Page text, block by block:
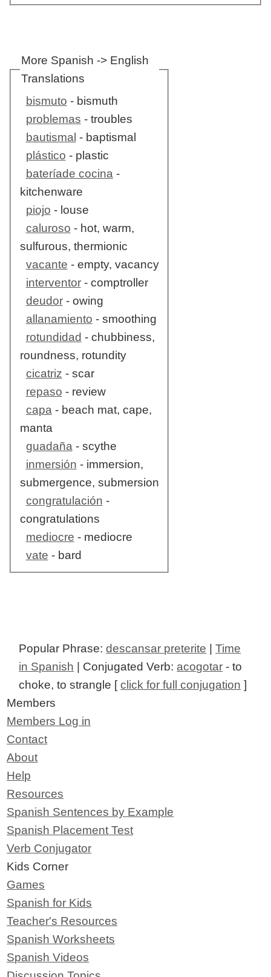
More Spanish -> English
Translations
bismuto - bismuth
problemas - troubles
bautismal - baptismal
plástico - plastic
bateríade cocina -
kitchenware
piojo - louse
caluroso - hot, warm,
sulfurous, thermionic
vacante - empty, vacancy
interventor- comptroller
deudor- owing
allanamiento - smoothing
rotundidad - chubbiness,
roundness, rotundity
cicatriz - scar
repaso - review
capa - beach mat, cape,
manta
guadaña - scythe
inmersión - immersion,
submergence, submersion
congratulación -
congratulations
mediocre - mediocre
vate - bard
Popular Phrase:descansar preterite |Time
in Spanish | Conjugated Verb: acogotar - to
choke, to strangle [click for full conjugation ]
Members
Members Log in
Contact
About
Help
Resources
Spanish Sentences by Example
Spanish Placement Test
Verb Conjugator
Kids Corner
Games
Spanish for Kids
Teacher's Resources
Spanish Worksheets
Spanish Videos